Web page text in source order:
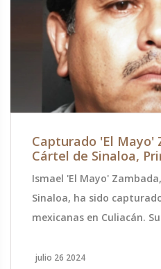
Capturado 'El Mayo'
Cártel de Sinaloa,
Ismael 'El Mayo'
Sinaloa, ha sido
mexicanas en Culiacán.
organizaciones criminales
julio 26 2024